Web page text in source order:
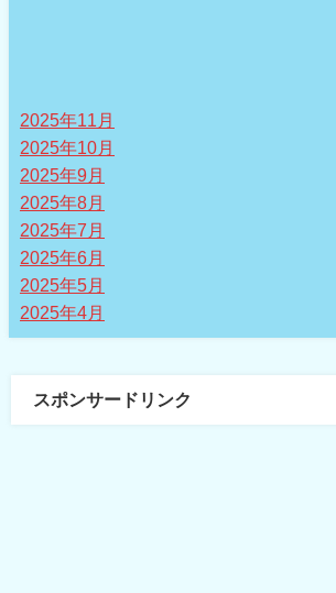
2025年11月
2025年10月
2025年9月
2025年8月
2025年7月
2025年6月
2025年5月
2025年4月
スポンサードリンク